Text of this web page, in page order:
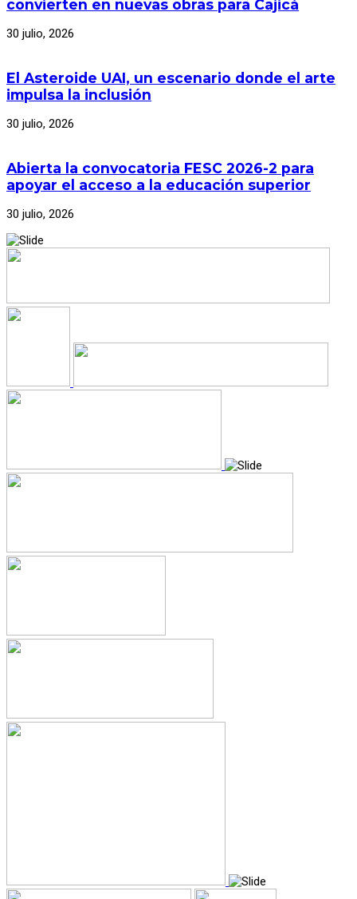
convierten en nuevas obras para Cajicá
30 julio, 2026
El Asteroide UAI, un escenario donde el arte
impulsa la inclusión
30 julio, 2026
Abierta la convocatoria FESC 2026-2 para
apoyar el acceso a la educación superior
30 julio, 2026